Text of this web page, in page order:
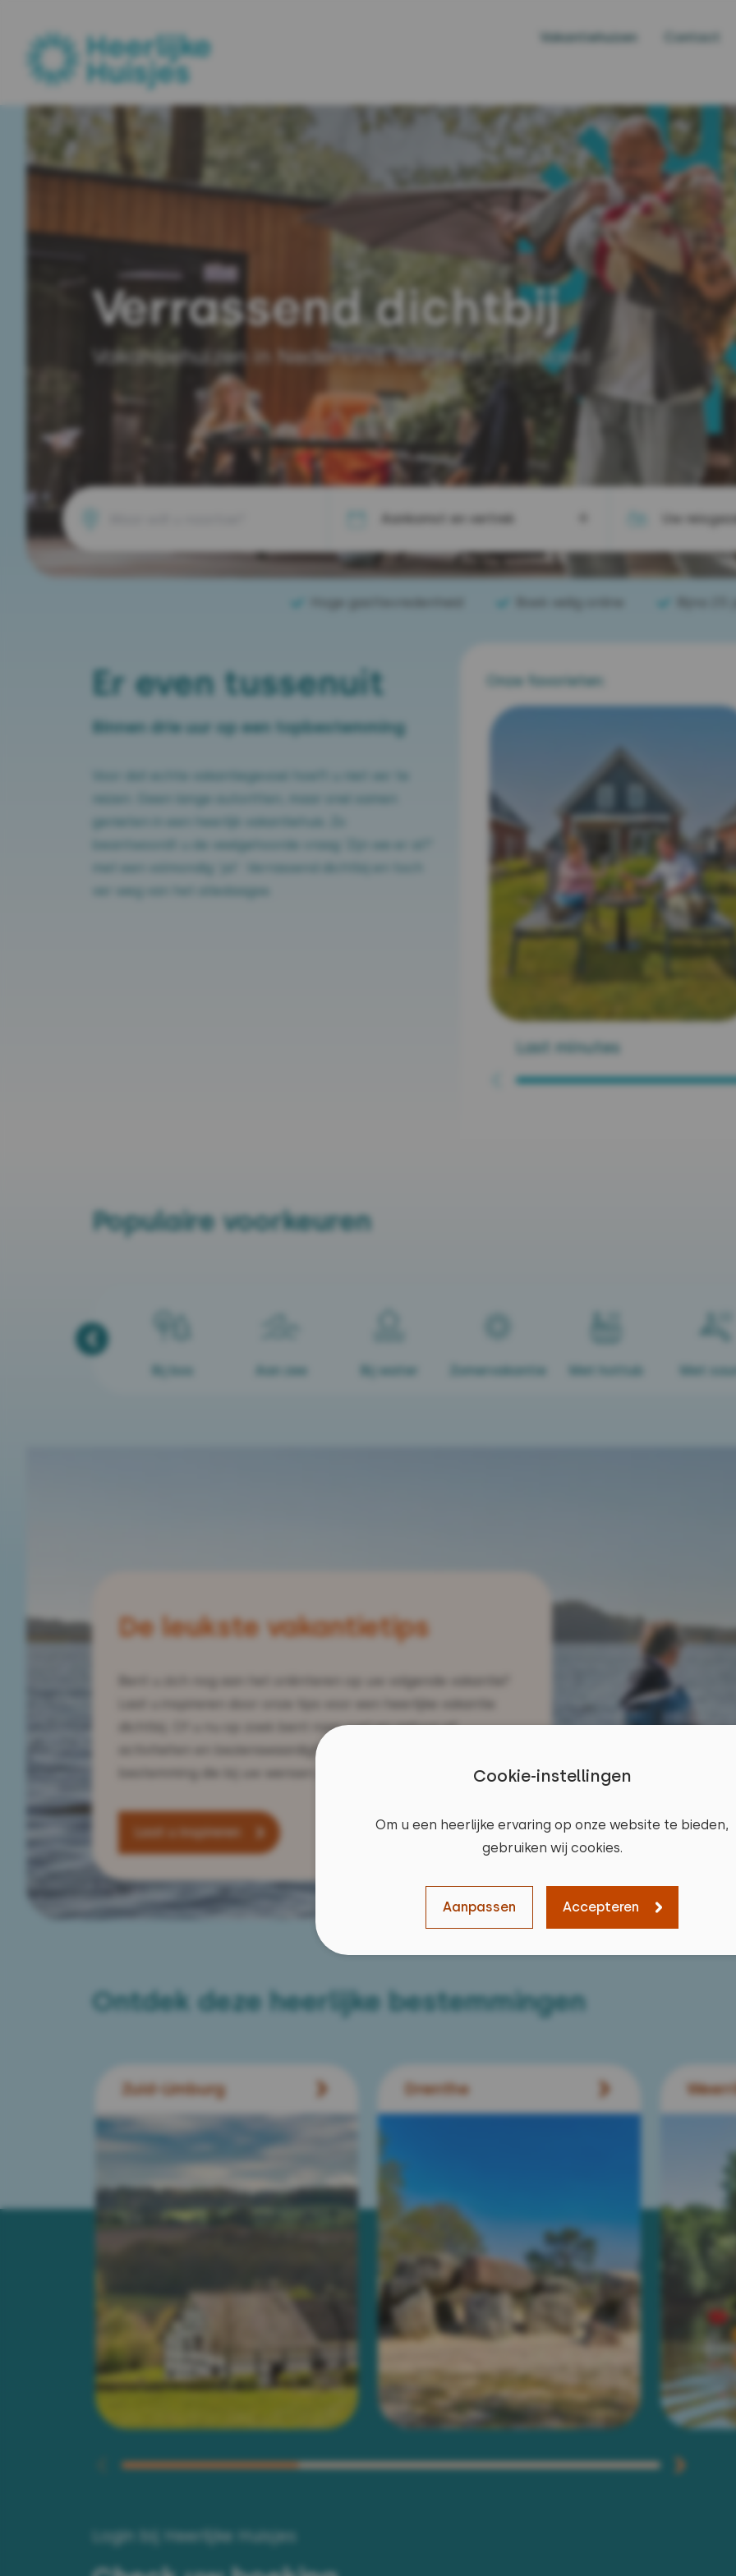
Cookie-instellingen
Om u een heerlijke ervaring op onze website te bieden,
gebruiken wij cookies.
Aanpassen Accepteren
Vakantiehuizen Contact
Verrassend dichtbij
Vakantiehuizen in Nederland, België en Duitsland
Aankomst en vertrek Uw
Nederland (0)
Er even tussenuit
Binnen drie uur op een topbestemming
beantwoordt u de veelgehoorde vraag ‘Zijn we er al?’
Onze favorieten:
Last minutes
Populaire voorkeuren
Bij bos Aan zee Bij water Zomervakantie Met hottub Met
De leukste vakantietips
dichtbij. Of u nu op zoek bent naar rust en natuur of
activiteiten en bezienswaardigheden, er is altijd een perfecte
Laat u inspireren
Ontdek deze heerlijke bestemmingen
Zuid-Limburg Drenthe
Login bij Heerlijke Huisjes